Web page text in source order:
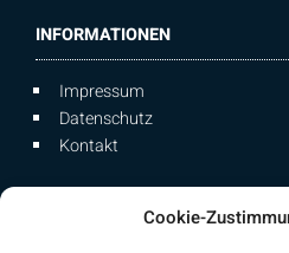
Cookie-
INFORMATIONEN
Impressum
Datenschutz
Kontakt